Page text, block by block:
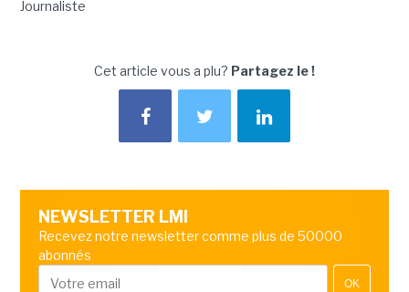
Journaliste
Cet article vous a plu? Partagez le !
NEWSLETTER LMI
Recevez notre newsletter comme plus de 50000
abonnés
OK